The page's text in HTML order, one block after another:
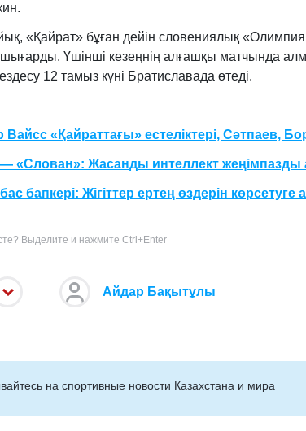
«Қайрат» бұған дейін словениялық
Үшінші кезеңнің алғашқы матчында
12 тамыз күні Братиславада өтеді.
Вайсс «Қайраттағы» естеліктері, Сәтпаев,
— «Слован»: Жасанды интеллект
бапкері: Жігіттер ертең өздерін көрсетуге
Выделите и нажмите Ctrl+Enter
Айдар Бақытұлы
на cпортивные новости Казахстана и мира